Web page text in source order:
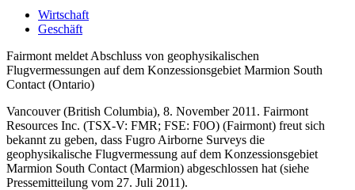
Wirtschaft
Geschäft
Fairmont meldet Abschluss von geophysikalischen
Flugvermessungen auf dem Konzessionsgebiet Marmion South
Contact (Ontario)
Vancouver (British Columbia), 8. November 2011. Fairmont
Resources Inc. (TSX-V: FMR; FSE: F0O) (Fairmont) freut sich
bekannt zu geben, dass Fugro Airborne Surveys die
geophysikalische Flugvermessung auf dem Konzessionsgebiet
Marmion South Contact (Marmion) abgeschlossen hat (siehe
Pressemitteilung vom 27. Juli 2011).